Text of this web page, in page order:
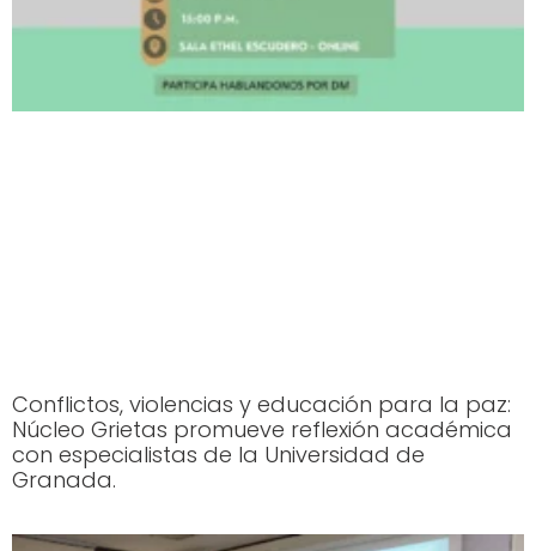
Conflictos, violencias y educación para la paz:
Núcleo Grietas promueve reflexión académica
con especialistas de la Universidad de
Granada.